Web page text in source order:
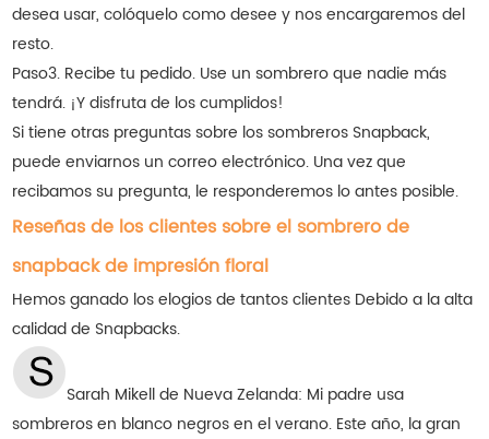
desea usar, colóquelo como desee y nos encargaremos del
resto.
Paso3. Recibe tu pedido. Use un sombrero que nadie más
tendrá. ¡Y disfruta de los cumplidos!
Si tiene otras preguntas sobre los sombreros Snapback,
puede enviarnos un correo electrónico. Una vez que
recibamos su pregunta, le responderemos lo antes posible.
Reseñas de los clientes sobre el sombrero de
snapback de impresión floral
Hemos ganado los elogios de tantos clientes Debido a la alta
calidad de Snapbacks.
Sarah Mikell de Nueva Zelanda: Mi padre usa
sombreros en blanco negros en el verano. Este año, la gran